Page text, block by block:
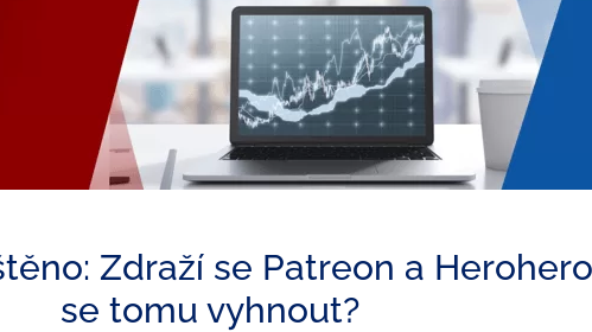
Zdraží se Patreon a
se tomu vyhnout?